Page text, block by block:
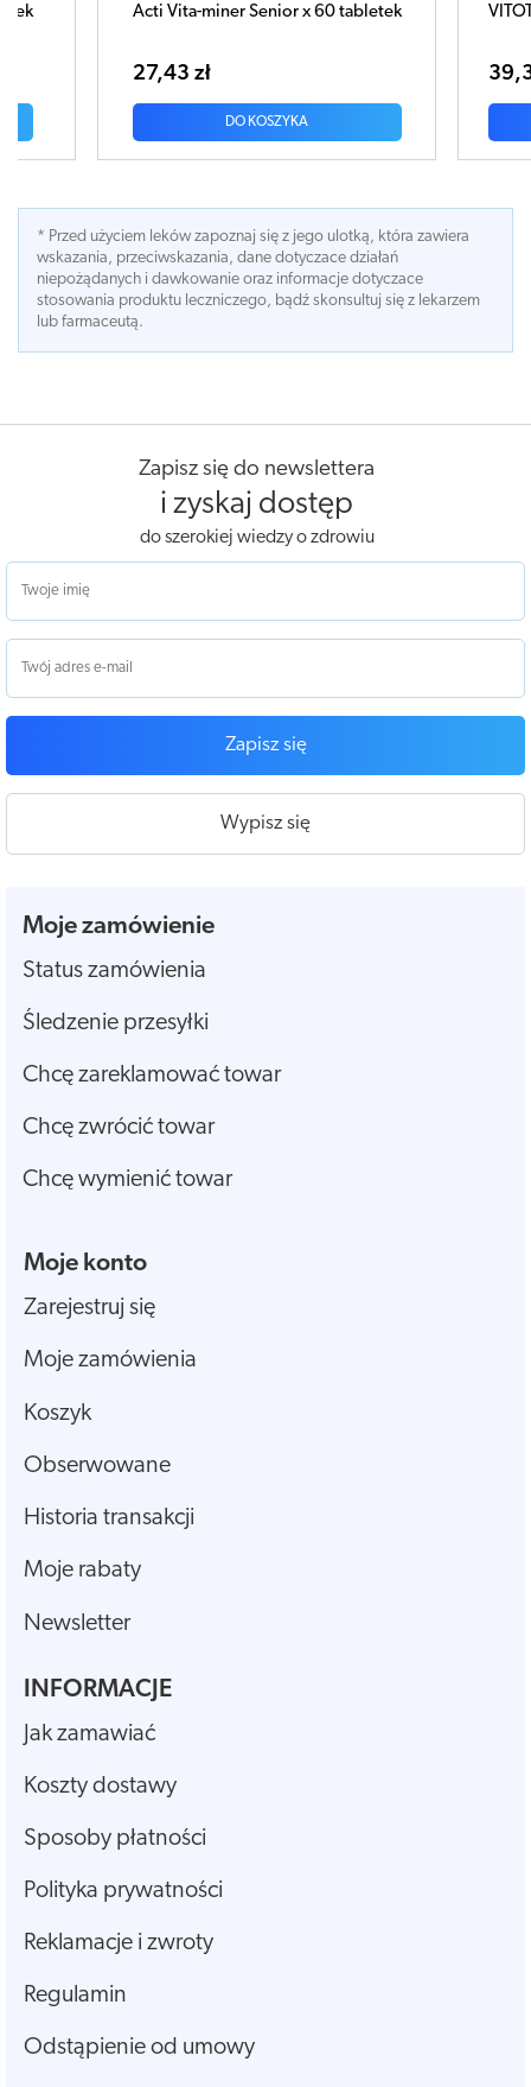
x 60 tabletek VITOTAL Dla mężczyzn x 30 kapsułek
* Przed użyciem leków zapoznaj się z jego ulotką, która zawiera
wskazania, przeciwskazania, dane dotyczace działań
niepożądanych i dawkowanie oraz informacje dotyczace
stosowania produktu leczniczego, bądź skonsultuj się z lekarzem
lub farmaceutą.
Zapisz się do newslettera
i zyskaj dostęp
do szerokiej wiedzy o zdrowiu
Zapisz się
Wypisz się
Moje zamówienie
Status zamówienia
Śledzenie przesyłki
Chcę zareklamować towar
Chcę zwrócić towar
Chcę wymienić towar
Moje konto
Zarejestruj się
Moje zamówienia
Koszyk
Obserwowane
Historia transakcji
Moje rabaty
Newsletter
INFORMACJE
Jak zamawiać
Koszty dostawy
Sposoby płatności
Polityka prywatności
Reklamacje i zwroty
Regulamin
Odstąpienie od umowy